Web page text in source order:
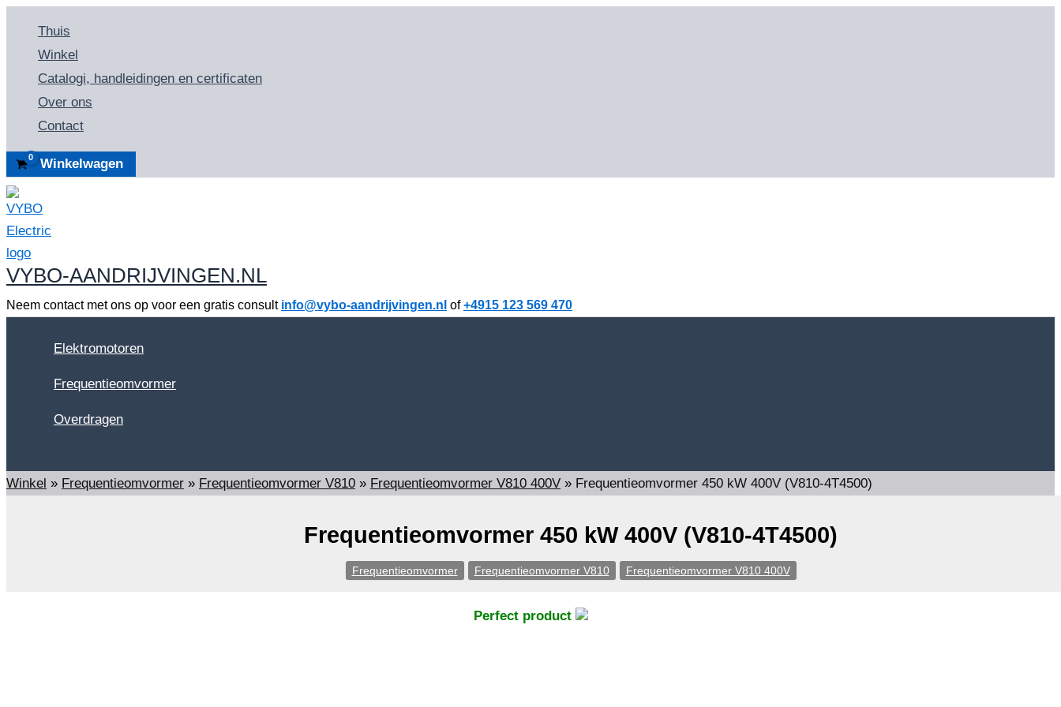
inhoud
Thuis
Winkel
Catalogi, handleidingen en certificaten
Over ons
Contact
Winkelwagen
VYBO-AANDRIJVINGEN.NL
Neem contact met ons op voor een gratis consult info@vybo-aandrijvingen.nl of+4915 123 569 470
Elektromotoren
Frequentieomvormer
Overdragen
Winkel » Frequentieomvormer » Frequentieomvormer V810 » Frequentieomvormer V810 400V » Frequentieomvormer 450 kW 400V (V810-4T4500)
Frequentieomvormer 450 kW 400V (V810-4T4500)
Frequentieomvormer Frequentieomvormer V810 Frequentieomvormer V810 400V
Perfect product